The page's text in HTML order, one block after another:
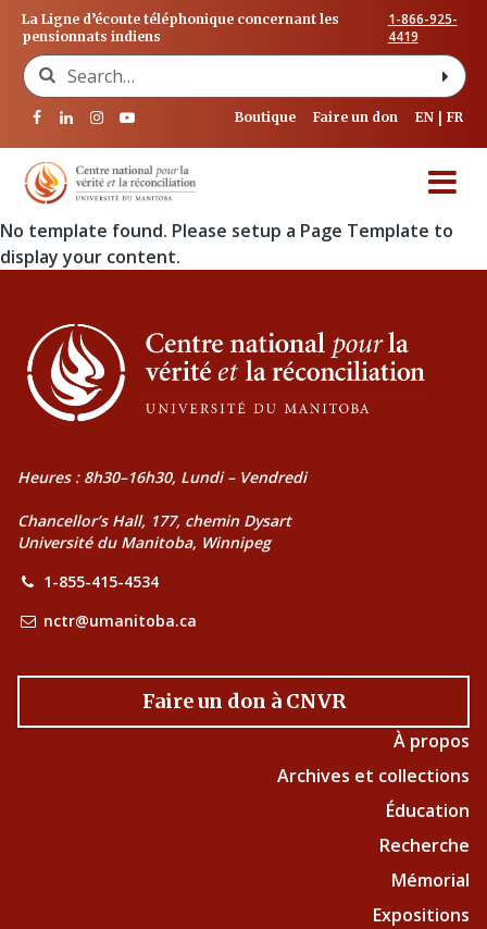
La Ligne d’écoute téléphonique concernant les
pensionnats indiens
1-866-925-
4419
Search for:
Boutique Faire un don EN FR
No template found. Please setup a Page Template to
display your content.
Heures : 8h30–16h30, Lundi – Vendredi
Chancellor’s Hall, 177, chemin Dysart
Université du Manitoba, Winnipeg
1-855-415-4534
nctr@umanitoba.ca
Faire un don à CNVR
À propos
Archives et collections
Éducation
Recherche
Mémorial
Expositions